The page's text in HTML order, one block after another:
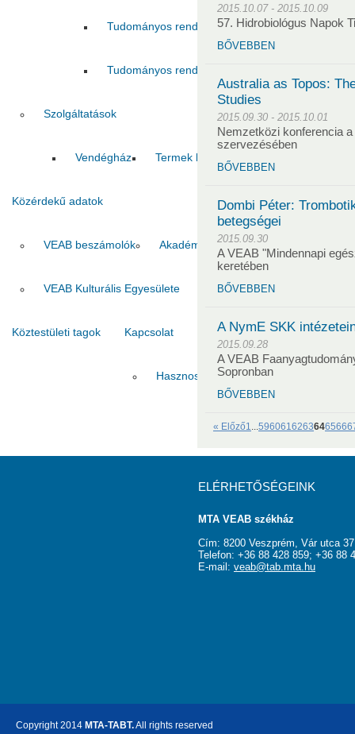
Tudományos rendezvények támogatása 2024
Tudományos rendezvények támogatása 2026
Szolgáltatások
Vendégház Termek bérbeadása
Közérdekű adatok
VEAB beszámolók Akadémiai szabályozások
VEAB Kulturális Egyesülete
Köztestületi tagok Kapcsolat
Hasznos linkek
2015.10.07 - 2015.10.09
57. Hidrobiológus Napok
BŐVEBBEN
Australia as Topos:
Studies
2015.09.30 - 2015.10.01
Nemzetközi konferencia
szervezésében
BŐVEBBEN
Dombi Péter:
betegségei
2015.09.30
A VEAB "Mindennapi
keretében
BŐVEBBEN
A NymE SKK
2015.09.28
A VEAB
Sopronban
BŐVEBBEN
« Előző1...5960616263646566
ELÉRHETŐSÉGEINK
MTA VEAB székház
Cím: 8200 Veszprém, Vár utca
Telefon: +36 88 428 859; +36 88
E-mail: veab@tab.mta.hu
Copyright 2014 MTA-TABT.All rights reserved